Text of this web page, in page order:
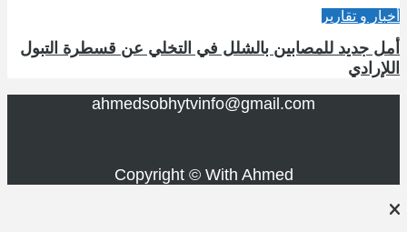
أخبار و تقارير
أمل جديد للمصابين بالشلل في التخلي عن قسطرة التبول
اللإرادي
ahmedsobhytvinfo@gmail.com
Copyright © With Ahmed